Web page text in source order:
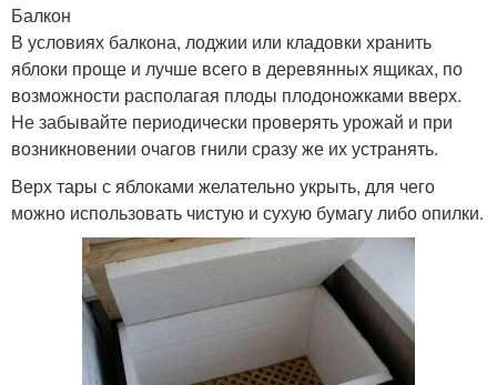
Балкон
В условиях балкона, лоджии или кладовки хранить
яблоки проще и лучше всего в деревянных ящиках, по
возможности располагая плоды плодоножками вверх.
Не забывайте периодически проверять урожай и при
возникновении очагов гнили сразу же их устранять.
Верх тары с яблоками желательно укрыть, для чего
можно использовать чистую и сухую бумагу либо опилки.